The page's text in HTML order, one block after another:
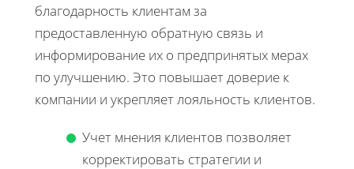
благодарность клиентам за
предоставленную обратную связь и
информирование их о предпринятых мерах
по улучшению. Это повышает доверие к
компании и укрепляет лояльность клиентов.
Учет мнения клиентов позволяет
корректировать стратегии и